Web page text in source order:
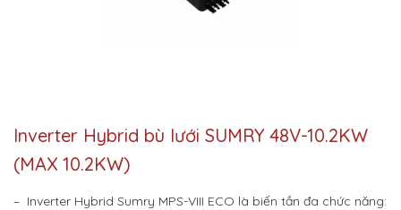
Inverter Hybrid bù lưới SUMRY 48V-10.2KW
(MAX 10.2KW)
– Inverter Hybrid Sumry MPS-VIII ECO là biến tần đa chức năng: